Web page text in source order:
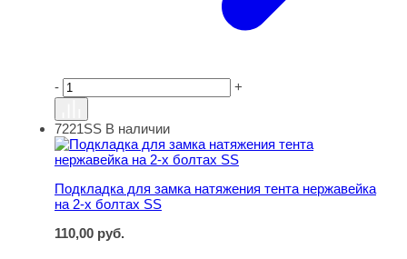
- +
Подкладка для замка натяжения тента нержавейка на
7221SS В наличии
Подкладка для замка натяжения тента нержавейка
на 2-х болтах SS
110,00 руб.